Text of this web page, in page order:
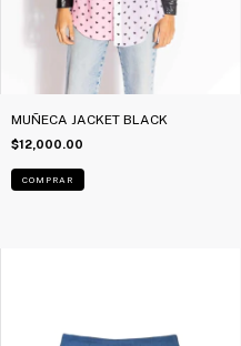
MUÑECA JACKET BLACK
$12,000.00
COMPRAR